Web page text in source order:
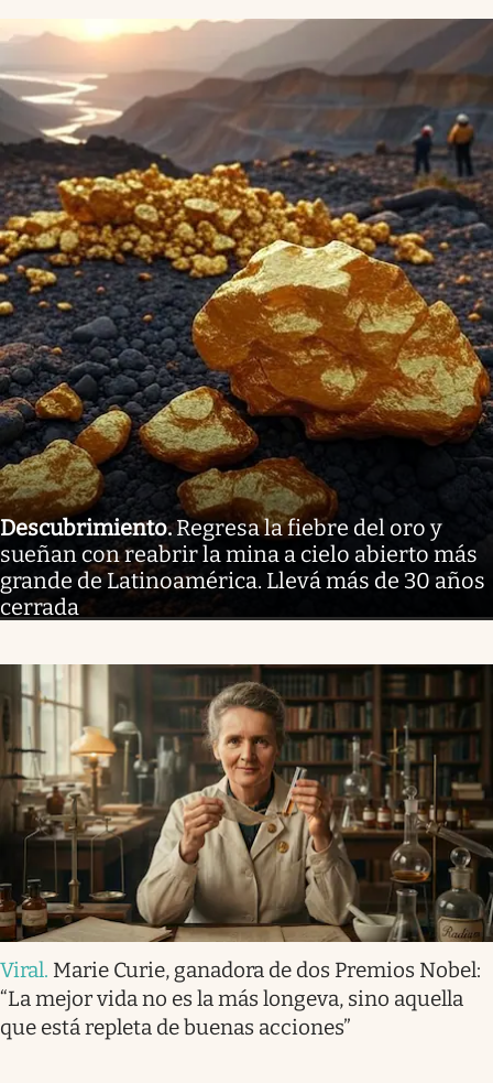
Descubrimiento.Regresa la fiebre del oro y
sueñan con reabrir la mina a cielo abierto más
grande de Latinoamérica. Llevá más de 30 años
cerrada
Viral. Marie Curie, ganadora de dos Premios Nobel:
“La mejor vida no es la más longeva, sino aquella
que está repleta de buenas acciones”